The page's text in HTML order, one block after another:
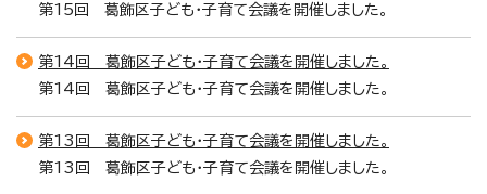
第15回 葛飾区子ども・子育て会議を開催しました。
第14回 葛飾区子ども・子育て会議を開催しました。
第14回 葛飾区子ども・子育て会議を開催しました。
第13回 葛飾区子ども・子育て会議を開催しました。
第13回 葛飾区子ども・子育て会議を開催しました。